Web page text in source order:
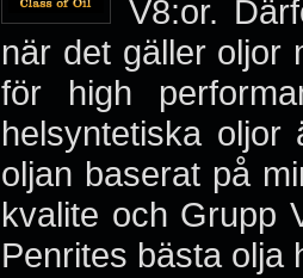
V8:or.
när det gäller oljor
för high
helsyntetiska
oljan baserat på
kvalite och Grupp
Penrites bästa olja